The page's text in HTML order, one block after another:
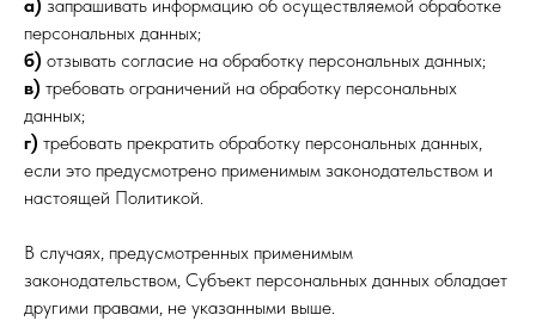
а) запрашивать информацию об осуществляемой обработке
персональных данных;
б) отзывать согласие на обработку персональных данных;
в) требовать ограничений на обработку персональных
данных;
г) требовать прекратить обработку персональных данных,
если это предусмотрено применимым законодательством и
настоящей Политикой.
В случаях, предусмотренных применимым
законодательством, Субъект персональных данных обладает
другими правами, не указанными выше.